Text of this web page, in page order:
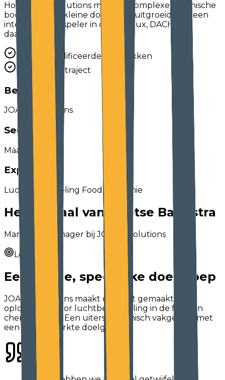
Hoe JOA Air Solutions met een complexe technische
boodschap en kleine doelgroep uitgroeide tot een
internationale speler in de Benelux, DACH en
daarbuiten.
100+ gekwalificeerde gesprekken
66% vervolgtraject
Bedrijf
JOA Air Solutions
Sector
Maakindustrie
Expertise
Luchtbehandeling Food & Chemie
Het verhaal van Wietse Bandstra
Marketing Manager bij JOA Air Solutions
Le défi
Een kleine, specifieke doelgroep
JOA Air Solutions maakt op maat gemaakte
oplossingen voor luchtbehandeling in de food en
chemie sector. Een uiterst technisch vakgebied met
een zeer beperkte doelgroep.